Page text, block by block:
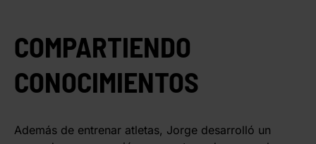
COMPARTIENDO
CONOCIMIENTOS
Además de entrenar atletas, Jorge desarrolló un